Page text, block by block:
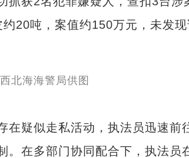
20吨，案值约150万元，未发现
疑似走私活动，执法员迅速前
。在多部门协同配合下，执法员